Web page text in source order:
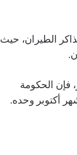
الطيران، حيث
والتذاكر، فإن الحكومة
أكتوبر وحده.